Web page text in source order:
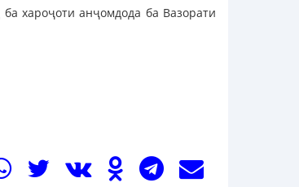
хароҷоти анҷомдода ба Вазорати